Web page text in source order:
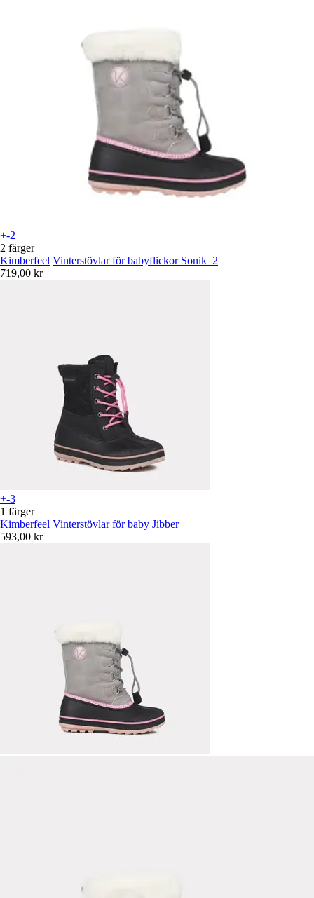
+-2
2 färger
Kimberfeel Vinterstövlar för babyflickor Sonik_2
719,00 kr
+-3
1 färger
Kimberfeel Vinterstövlar för baby Jibber
593,00 kr